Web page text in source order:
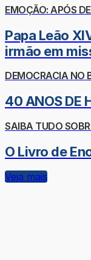
EMOÇÃO: APÓS
Papa Leão
irmão em
DEMOCRACIA NO
40 ANOS DE
SAIBA TUDO
O Livro de
Veja mais